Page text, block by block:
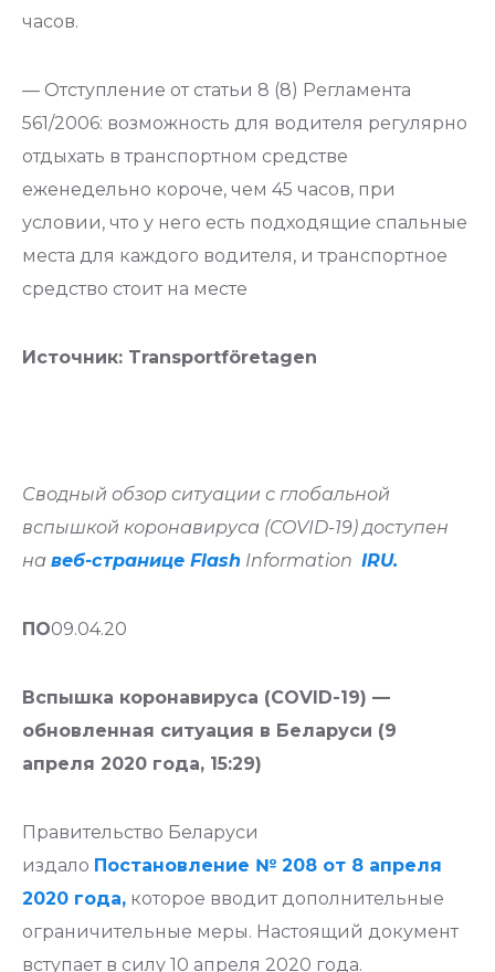
часов.
— Отступление от статьи 8 (8) Регламента
561/2006: возможность для водителя регулярно
отдыхать в транспортном средстве
еженедельно короче, чем 45 часов, при
условии, что у него есть подходящие спальные
места для каждого водителя, и транспортное
средство стоит на месте
Источник: Transportföretagen
Сводный обзор ситуации с глобальной
вспышкой коронавируса (COVID-19) доступен
на веб-странице Flash Information IRU.
ПО09.04.20
Вспышка коронавируса (COVID-19) —
обновленная ситуация в Беларуси (9
апреля 2020 года, 15:29)
Правительство Беларуси
издало Постановление № 208 от 8 апреля
2020 года, которое вводит дополнительные
ограничительные меры. Настоящий документ
вступает в силу 10 апреля 2020 года.